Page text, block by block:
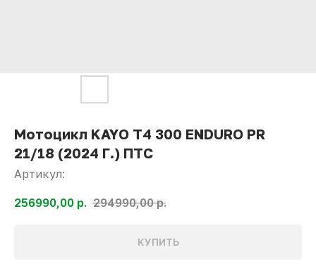
Мотоцикл KAYO T4 300 ENDURO PR
21/18 (2024 Г.) ПТС
Артикул:
256990,00 р. 294990,00 р.
КУПИТЬ